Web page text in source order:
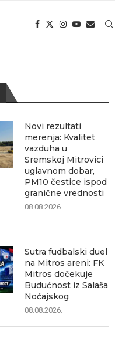
Novi rezultati
merenja: Kvalitet
vazduha u
Sremskoj Mitrovici
uglavnom dobar,
PM10 čestice ispod
granične vrednosti
08.08.2026.
Sutra fudbalski duel
na Mitros areni: FK
Mitros dočekuje
Budućnost iz Salaša
Noćajskog
08.08.2026.